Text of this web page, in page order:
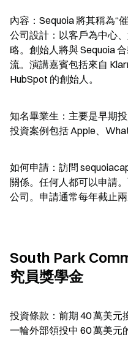
內容：Sequoia 將其稱為“
公司設計：以客戶為中心
略。創始人將與 Sequoia
流。演講嘉賓包括來自
HubSpot 的創始人。
知名畢業生：主要是早期
投資案例包括 Apple、
如何申請：訪問
關係。任何人都可以申請
公司。申請通常每年截止兩
South Park
究員獎學金
投資條款：前期 40 萬美元
一輪外部領投中 60 萬美元